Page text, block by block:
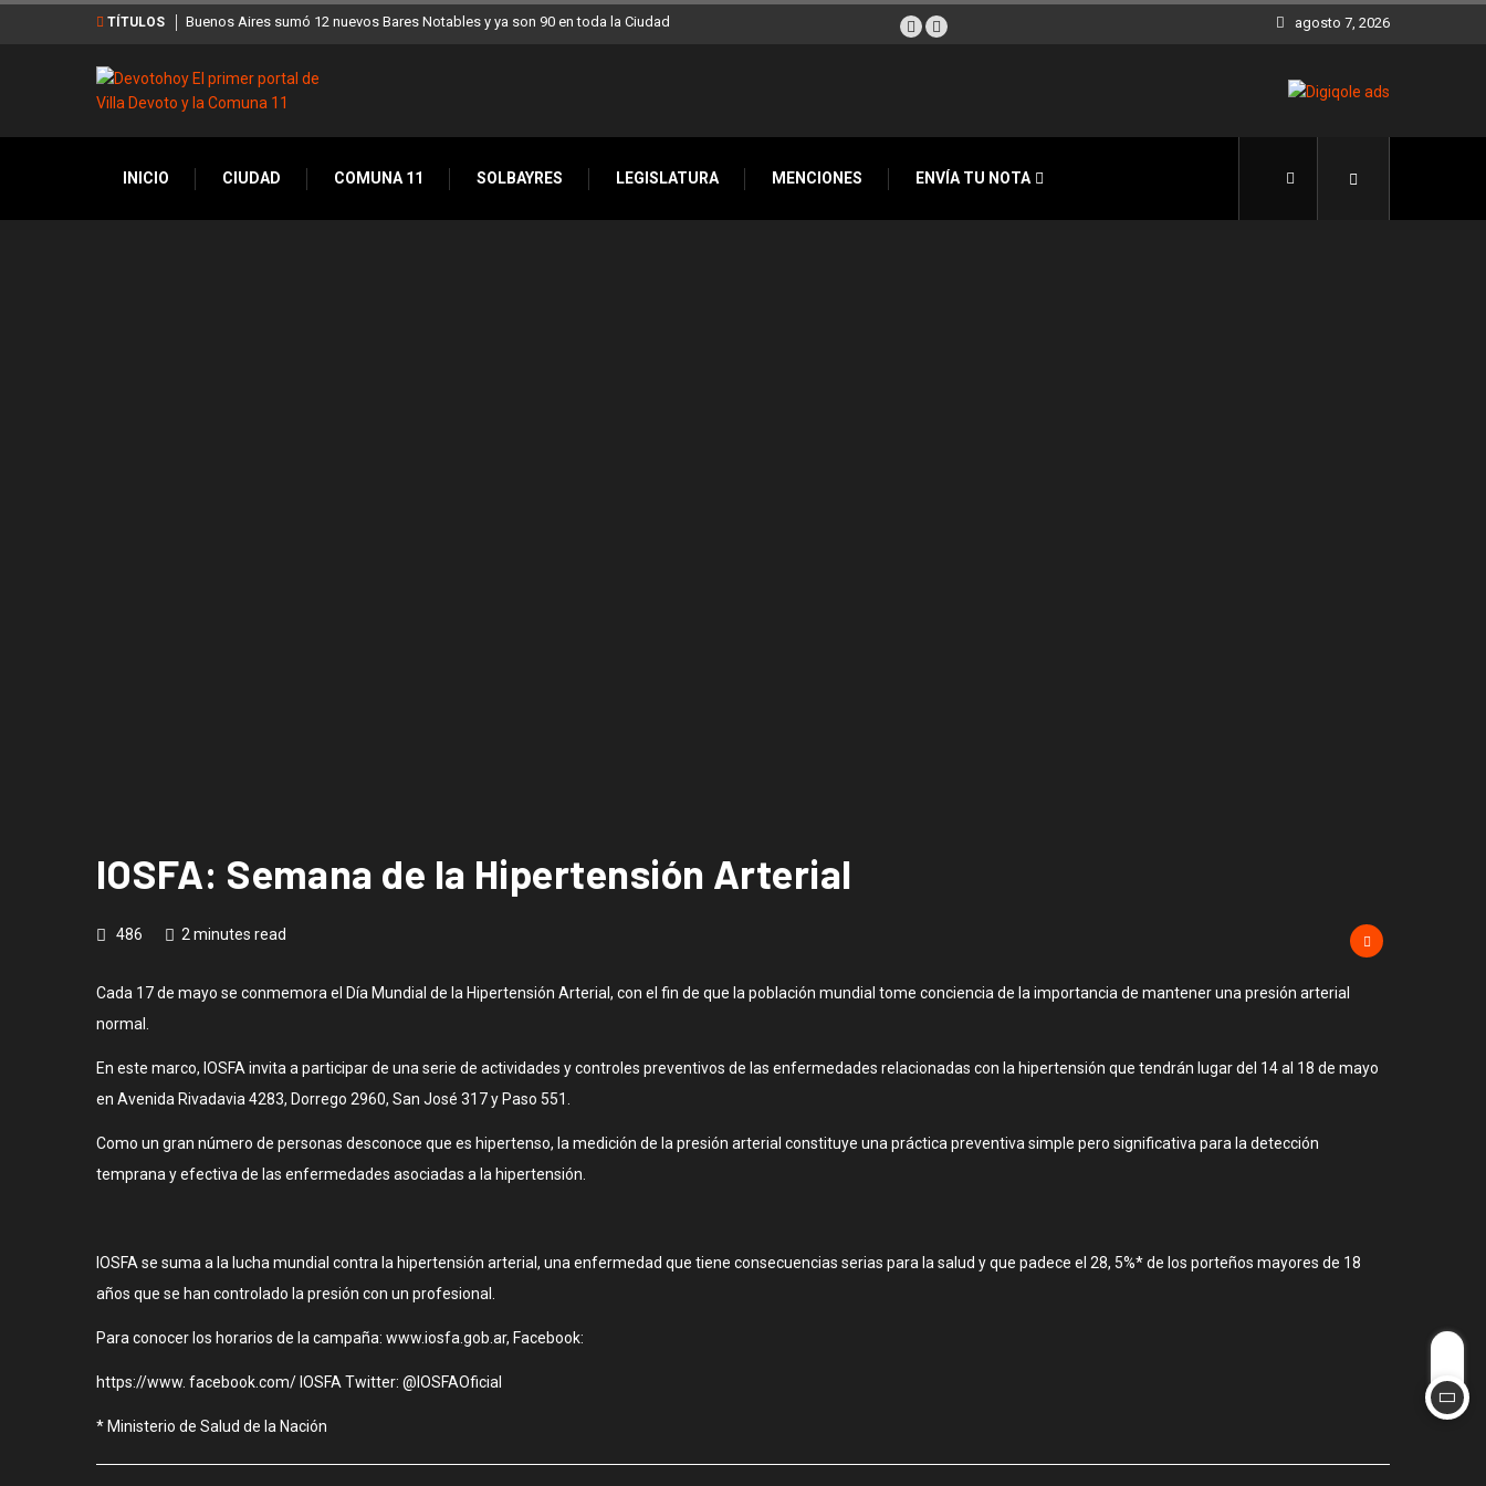
TÍTULOS Buenos Aires sumó 12 nuevos Bares Notables y ya son 90 en toda la Ciudad agosto 7, 2026
INICIO CIUDAD COMUNA 11 SOLBAYRES LEGISLATURA MENCIONES ENVÍA TU NOTA
IOSFA: Semana de la Hipertensión Arterial
486 2 minutes read
Cada 17 de mayo se conmemora el Día Mundial de la Hipertensión Arterial, con el fin de que la población mundial tome conciencia de la importancia de mantener una presión arterial
normal.
En este marco, IOSFA invita a participar de una serie de actividades y controles preventivos de las enfermedades relacionadas con la hipertensión que tendrán lugar del 14 al 18 de mayo
en Avenida Rivadavia 4283, Dorrego 2960, San José 317 y Paso 551.
Como un gran número de personas desconoce que es hipertenso, la medición de la presión arterial constituye una práctica preventiva simple pero significativa para la detección
temprana y efectiva de las enfermedades asociadas a la hipertensión.
IOSFA se suma a la lucha mundial contra la hipertensión arterial, una enfermedad que tiene consecuencias serias para la salud y que padece el 28, 5%* de los porteños mayores de 18
años que se han controlado la presión con un profesional.
Para conocer los horarios de la campaña: www.iosfa.gob.ar, Facebook:
https://www. facebook.com/ IOSFA Twitter: @IOSFAOficial
* Ministerio de Salud de la Nación